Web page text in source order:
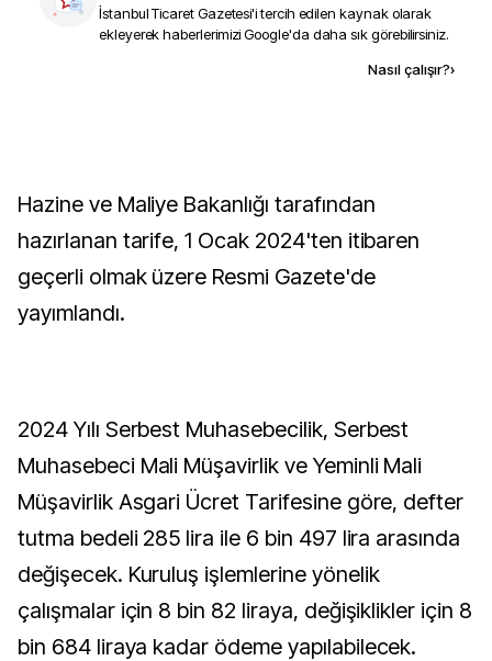
İstanbul Ticaret Gazetesi'i tercih edilen kaynak olarak
ekleyerek haberlerimizi Google'da daha sık görebilirsiniz.
Nasıl çalışır?›
Hazine ve Maliye Bakanlığı tarafından
hazırlanan tarife, 1 Ocak 2024'ten itibaren
geçerli olmak üzere Resmi Gazete'de
yayımlandı.
2024 Yılı Serbest Muhasebecilik, Serbest
Muhasebeci Mali Müşavirlik ve Yeminli Mali
Müşavirlik Asgari Ücret Tarifesine göre, defter
tutma bedeli 285 lira ile 6 bin 497 lira arasında
değişecek. Kuruluş işlemlerine yönelik
çalışmalar için 8 bin 82 liraya, değişiklikler için 8
bin 684 liraya kadar ödeme yapılabilecek.